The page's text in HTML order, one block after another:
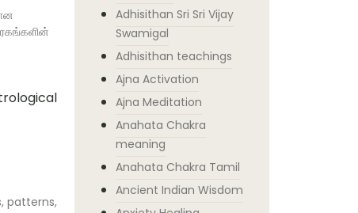
patterns,
Adhisithan Sri Sri Vijay
Swamigal
Adhisithan teachings
Ajna Activation
Ajna Meditation
Anahata Chakra
meaning
Anahata Chakra Tamil
Ancient Indian Wisdom